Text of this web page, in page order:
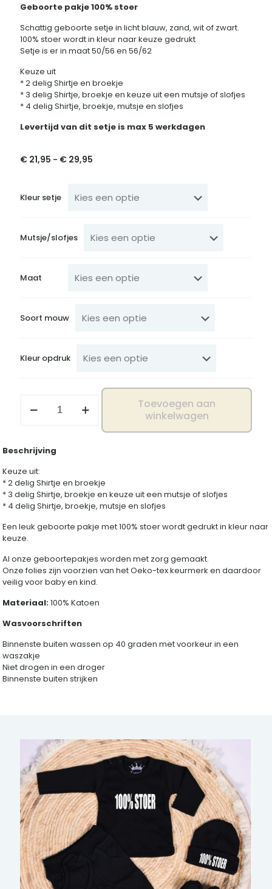
Geboorte pakje 100% stoer
Schattig geboorte setje in licht blauw, zand, wit of zwart.
100% stoer wordt in kleur naar keuze gedrukt
Setje is er in maat 50/56 en 56/62
Keuze uit
* 2 delig Shirtje en broekje
* 3 delig Shirtje, broekje en keuze uit een mutsje of slofjes
* 4 delig Shirtje, broekje, mutsje en slofjes
Levertijd van dit setje is max 5 werkdagen
€ 21,95 - € 29,95
€ 29,95
Kleur setje
Mutsje/slofjes
Maat
Soort mouw
Kleur opdruk
pakje
aantal
Toevoegen aan
winkelwagen
Beschrijving
Keuze uit:
* 2 delig Shirtje en broekje
* 3 delig Shirtje, broekje en keuze uit een mutsje of slofjes
* 4 delig Shirtje, broekje, mutsje en slofjes
Een leuk geboorte pakje met 100% stoer wordt gedrukt in kleur naar
keuze.
Al onze geboortepakjes worden met zorg gemaakt.
Onze folies zijn voorzien van het Oeko-tex keurmerk en daardoor
veilig voor baby en kind.
Materiaal:100% Katoen
Wasvoorschriften
Binnenste buiten wassen op 40 graden met voorkeur in een
waszakje
Niet drogen in een droger
Binnenste buiten strijken